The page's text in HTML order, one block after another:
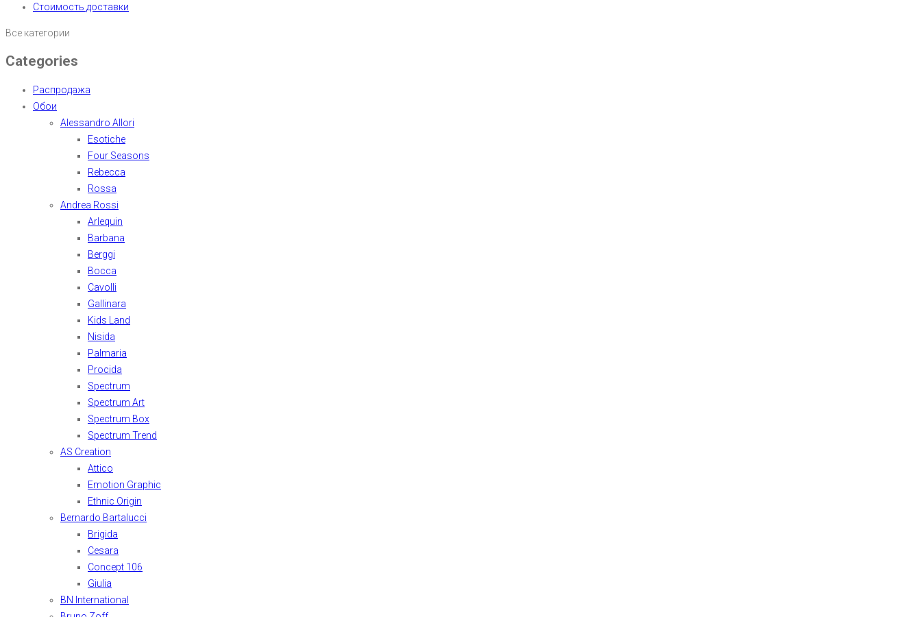
Стоимость доставки
Все категории
Categories
Распродажа
Обои
Alessandro Allori
Esotiche
Four Seasons
Rebecca
Rossa
Andrea Rossi
Arlequin
Barbana
Berggi
Bocca
Cavolli
Gallinara
Kids Land
Nisida
Palmaria
Procida
Spectrum
Spectrum Art
Spectrum Box
Spectrum Trend
AS Creation
Attico
Emotion Graphic
Ethnic Origin
Bernardo Bartalucci
Brigida
Cesara
Concept 106
Giulia
BN International